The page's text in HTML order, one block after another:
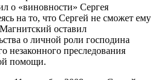
о «виновности» Сергея
на то, что Сергей не сможет ему
оставил
о личной роли господина
незаконного преследования
помощи.